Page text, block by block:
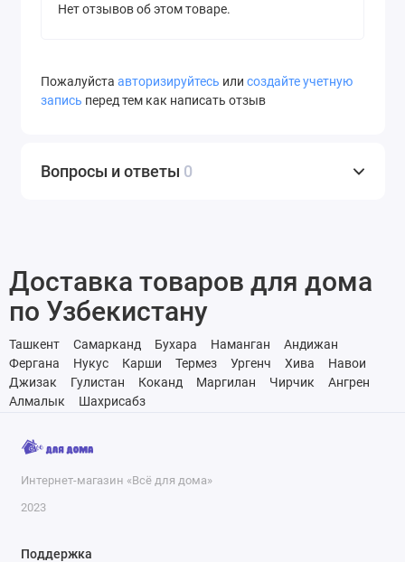
Нет отзывов об этом товаре.
Пожалуйста авторизируйтесь или создайте учетную
запись перед тем как написать отзыв
Вопросы и ответы 0
Доставка товаров для дома
по Узбекистану
Ташкент Самарканд Бухара Наманган
Андижан
Фергана
Нукус Карши Термез Ургенч Хива
Навои
Джизак
Гулистан Коканд Маргилан Чирчик
Ангрен
Алмалык
Шахрисабз
Интернет-магазин «Всё для дома»
2023
Поддержка